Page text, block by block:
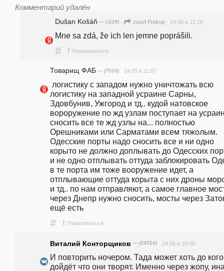
Комментарий удалён
Dušan Košáň — (-229) Jozef Prekop 24.05 в 15:18
Mne sa zdá, že ich len jemne poprášili.
# ! Пожаловаться
Товарищ ФАБ — (7010) 24.05 в 11:07
логистику на западной усраине Сарны,
Здовбунив, Ужгород и тд.. кудой натовское
вороружение по жд узлам поступает на
сносить все те жд узлы на... полностью
Орешниками или Сарматами всем тяжолым.
Одесские порты надо сносить все и ни одно
корыто не должно доплывать до Одесских
и не одно отплывать оттуда заблокировать
в те порта им тоже вооружение идет, а
отплывающие оттуда корыта с них дроны
и тд.. по нам отправляют, а самое главное
через Днепр нужно сносить, мосты через
ещё есть
# ! Пожаловаться
Виталий Конторщиков — (24516) 24.05 в 10:09
И повторить ночером. Тада может хоть до
дойдёт что они творят. Именно через жопу,